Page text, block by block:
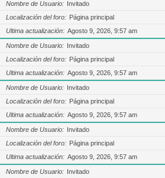
Nombre de Usuario
Invitado
Localización del foro
Página principal
Ultima actualización
Agosto 9, 2026, 9:57 am
Nombre de Usuario
Invitado
Localización del foro
Página principal
Ultima actualización
Agosto 9, 2026, 9:57 am
Nombre de Usuario
Invitado
Localización del foro
Página principal
Ultima actualización
Agosto 9, 2026, 9:57 am
Nombre de Usuario
Invitado
Localización del foro
Página principal
Ultima actualización
Agosto 9, 2026, 9:57 am
Nombre de Usuario
Invitado